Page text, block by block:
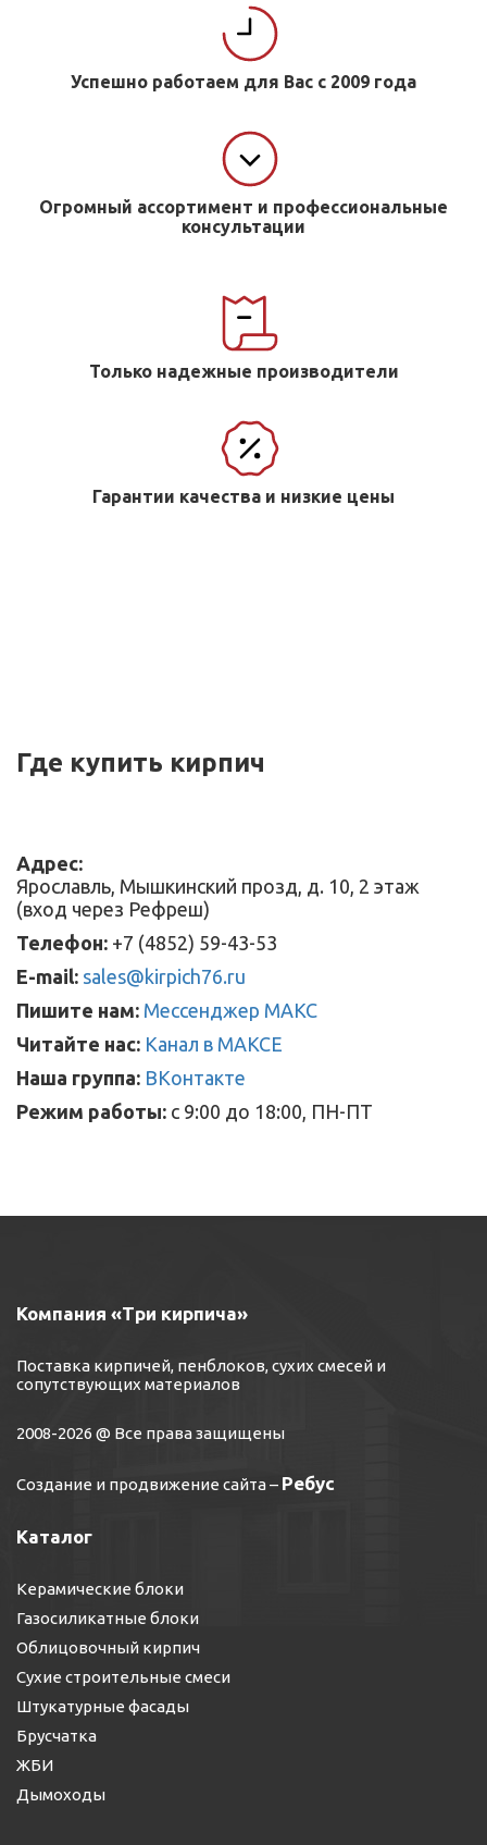
Успешно работаем для Вас с 2009 года
Огромный ассортимент и профессиональные
консультации
Только надежные производители
Гарантии качества и низкие цены
Где купить кирпич
Адрес:
Ярославль, Мышкинский прозд, д. 10, 2 этаж
(вход через Рефреш)
Телефон: +7 (4852) 59-43-53
E-mail: sales@kirpich76.ru
Пишите нам: Мессенджер МАКС
Читайте нас: Канал в МАКСЕ
Наша группа: ВКонтакте
Режим работы: с 9:00 до 18:00, ПН-ПТ
Компания «Три кирпича»
Поставка кирпичей, пенблоков, сухих смесей и
сопутствующих материалов
2008-2026 @ Все права защищены
Создание и продвижение сайта– Ребус
Каталог
Керамические блоки
Газосиликатные блоки
Облицовочный кирпич
Сухие строительные смеси
Штукатурные фасады
Брусчатка
ЖБИ
Дымоходы